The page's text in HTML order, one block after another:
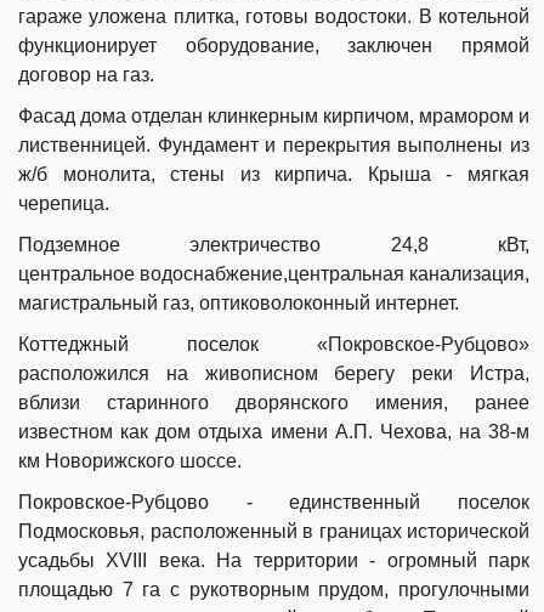
гараже уложена плитка, готовы водостоки. В котельной
функционирует оборудование, заключен прямой
договор на газ.
Фасад дома отделан клинкерным кирпичом, мрамором и
лиственницей. Фундамент и перекрытия выполнены из
ж/б монолита, стены из кирпича.
Крыша - мягкая
черепица.
Подземное электричество 24,8 кВт,
центральное водоснабжение,центральная канализация,
магистральный газ, оптиковолоконный интернет.
Коттеджный поселок «Покровское-Рубцово»
расположился на живописном берегу реки Истра,
вблизи старинного дворянского имения, ранее
известном как дом отдыха имени А.П. Чехова, на 38-м
км Новорижского шоссе.
Покровское-Рубцово - единственный поселок
Подмосковья, расположенный в границах исторической
усадьбы XVIII века. На территории - огромный парк
площадью 7 га с рукотворным прудом, прогулочными